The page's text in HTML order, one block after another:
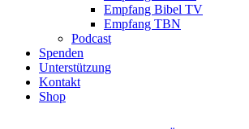
Empfang Bibel TV
Empfang TBN
Podcast
Spenden
Unterstützung
Kontakt
Shop